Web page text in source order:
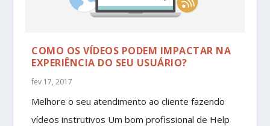
COMO OS VÍDEOS PODEM IMPACTAR NA
EXPERIÊNCIA DO SEU USUÁRIO?
fev 17, 2017
Melhore o seu atendimento ao cliente fazendo
vídeos instrutivos Um bom profissional de Help